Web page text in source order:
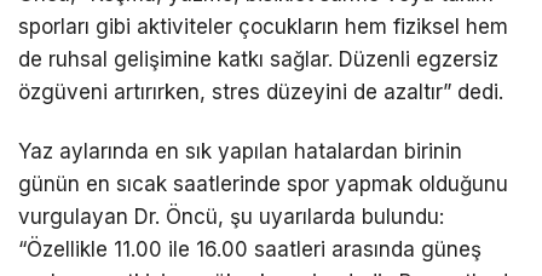
sporları gibi aktiviteler çocukların hem fiziksel hem
de ruhsal gelişimine katkı sağlar. Düzenli egzersiz
özgüveni artırırken, stres düzeyini de azaltır” dedi.
Yaz aylarında en sık yapılan hatalardan birinin
günün en sıcak saatlerinde spor yapmak olduğunu
vurgulayan Dr. Öncü, şu uyarılarda bulundu:
“Özellikle 11.00 ile 16.00 saatleri arasında güneş